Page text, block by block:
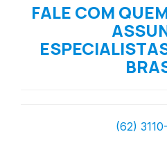
FALE COM
(62)